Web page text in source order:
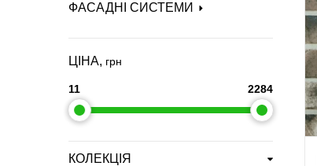
ФАСАДНІ СИСТЕМИ
ЦІНА, грн
11 2284
КОЛЕКЦІЯ